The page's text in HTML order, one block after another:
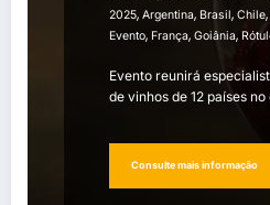
2025, Argentina, Brasil, Chile,
Evento, França, Goiânia,
Evento reunirá
de vinhos de 12 países
Consulte mais informação